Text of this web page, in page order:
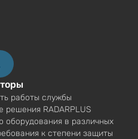
работы службы
решения RADARPLUS
оборудования в различных
к степени защиты